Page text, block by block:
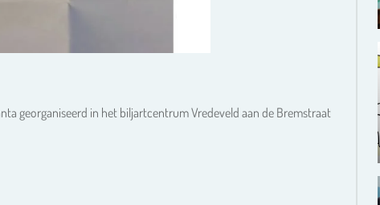
georganiseerd in het biljartcentrum Vredeveld aan de Bremstraat